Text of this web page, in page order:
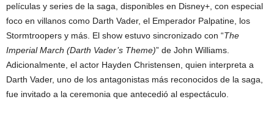
películas y series de la saga, disponibles en Disney+, con especial
foco en villanos como Darth Vader, el Emperador Palpatine, los
Stormtroopers y más. El show estuvo sincronizado con “The
Imperial March (Darth Vader’s Theme)” de John Williams.
Adicionalmente, el actor Hayden Christensen, quien interpreta a
Darth Vader, uno de los antagonistas más reconocidos de la saga,
fue invitado a la ceremonia que antecedió al espectáculo.